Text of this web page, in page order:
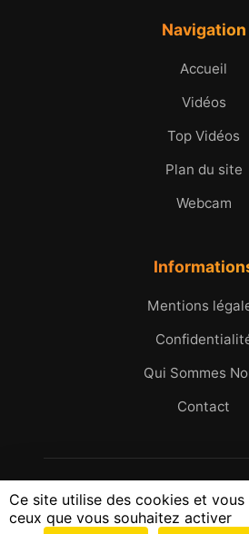
Navigation
Accueil
Vidéos
Top Vidéos
Plan du site
Webcam
Mentions
Qui Sommes
Contact
© 2005 - 2026 Micromax.tv.
25 ans d'images et d'histoires
Ce site utilise des cookies et
ceux que vous souhaitez activer